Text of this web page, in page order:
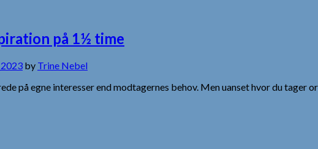
på 1½ time
by Trine Nebel
på egne interesser end modtagernes behov. Men uanset hvor du tager